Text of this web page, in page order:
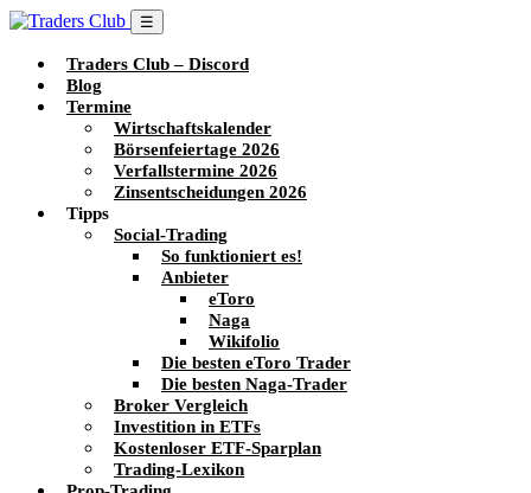
☰
Traders Club – Discord
Blog
Termine
Wirtschaftskalender
Börsenfeiertage 2026
Verfallstermine 2026
Zinsentscheidungen 2026
Tipps
Social-Trading
So funktioniert es!
Anbieter
eToro
Naga
Wikifolio
Die besten eToro Trader
Die besten Naga-Trader
Broker Vergleich
Investition in ETFs
Kostenloser ETF-Sparplan
Trading-Lexikon